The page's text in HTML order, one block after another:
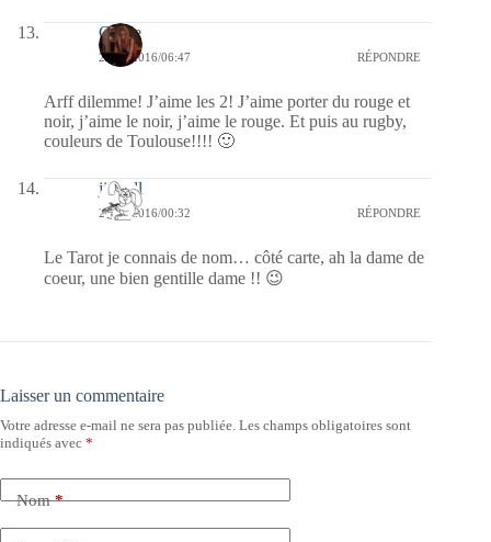
Carrie
25/07/2016/06:47 RÉPONDRE
Arff dilemme! J’aime les 2! J’aime porter du rouge et
noir, j’aime le noir, j’aime le rouge. Et puis au rugby,
couleurs de Toulouse!!!! 🙂
jill bill
25/07/2016/00:32 RÉPONDRE
Le Tarot je connais de nom… côté carte, ah la dame de
coeur, une bien gentille dame !! 😉
Laisser un commentaire
Votre adresse e-mail ne sera pas publiée. Les champs obligatoires sont
indiqués avec *
Nom*